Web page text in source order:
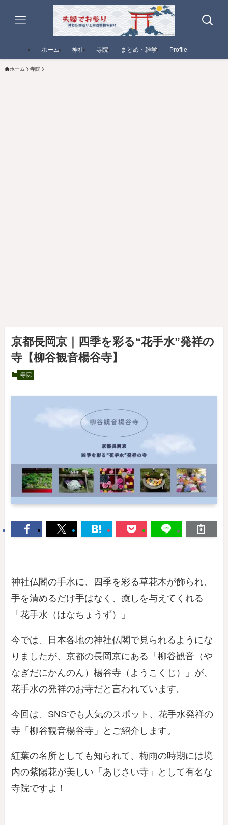
ホーム 神社 寺院 まとめ・雑学 Profile
ホーム 寺院
京都長岡京｜四季を彩る“花手水”発祥の
寺【柳谷観音楊谷寺】
寺院
神社仏閣の手水に、四季を彩る草花木が飾られ、
手を清めるだけ手はなく、癒しを与えてくれる
「花手水（はなちょうず）」
今では、日本各地の神社仏閣で見られるようにな
りましたが、京都の長岡京にある「柳谷観音（や
なぎだにかんのん）楊谷寺（ようこくじ）」が、
花手水の発祥のお寺だと言われています。
今回は、SNSでも人気のスポット、花手水発祥の
寺「柳谷観音楊谷寺」とご紹介します。
紅葉の名所としても知られて、梅雨の時期には境
内の紫陽花が美しい「あじさい寺」として有名な
寺院ですよ！